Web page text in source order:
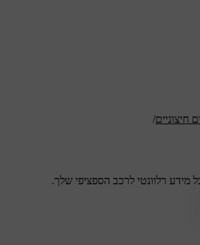
חיצוניים/
מידע רלוונטי לרכב הספציפי שלך.